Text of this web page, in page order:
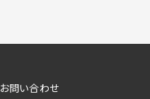
お問い合わせ